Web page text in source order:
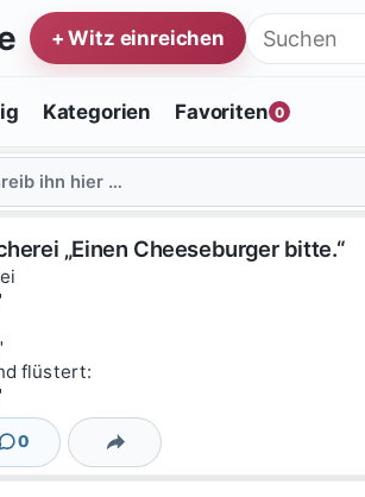
Suche nach:
+ Witz einreichen
Kategorien Favoriten 0
ihn hier …
„Einen Cheeseburger bitte.“
flüstert:
0
KommentareTeilen